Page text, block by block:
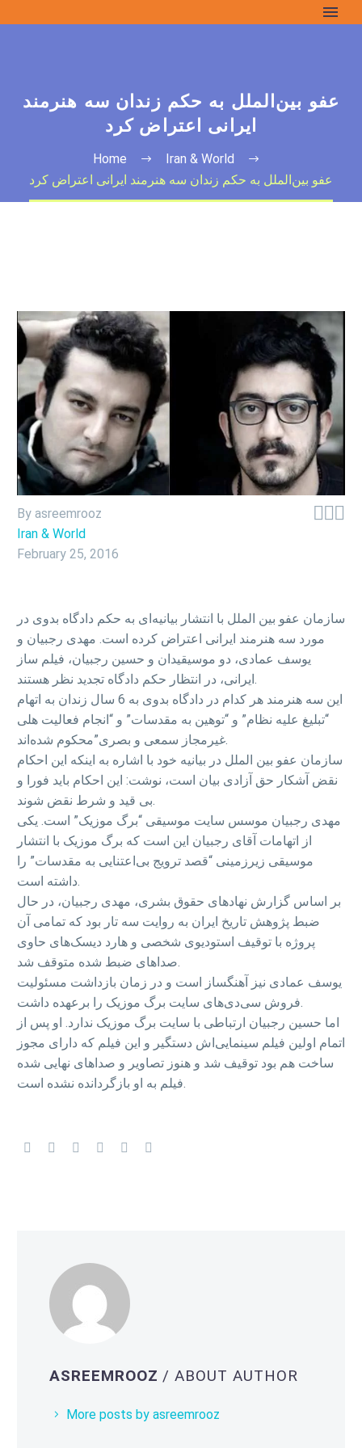
عفو بین‌الملل به حکم زندان سه هنرمند
ایرانی اعتراض کرد
Home
Iran & World
عفو بین‌الملل به حکم زندان سه هنرمند ایرانی اعتراض کرد

By asreemrooz
Iran & World
February 25, 2016
سازمان عفو بین الملل با انتشار بیانیه‌ای به حکم دادگاه بدوی در
مورد سه هنرمند ایرانی اعتراض کرده است. مهدی رجبیان و
یوسف عمادی، دو موسیقیدان و حسین رجبیان، فیلم ساز
ایرانی، در انتظار حکم دادگاه تجدید نظر هستند.
این سه هنرمند هر کدام در دادگاه بدوی به 6 سال زندان به اتهام
“تبلیغ علیه نظام” و “توهین به مقدسات” و “انجام فعالیت هلى
غیرمجاز سمعى و بصرى”محکوم شده‌اند.
سازمان عفو بین الملل در بیانیه خود با اشاره به اینکه این احکام
نقض آشکار حق آزادی بیان است، نوشت: این احکام باید فورا و
بی قید و شرط نقض شوند.
مهدی رجبیان موسس سایت موسیقی “برگ موزیک” است. یکی
از اتهامات آقای رجبیان این است که برگ موزیک با انتشار
موسیقی زیرزمینی “قصد ترویج بی‌اعتنایی به مقدسات” را
داشته است.
بر اساس گزارش نهادهای حقوق بشری، مهدی رجبیان، در حال
ضبط پژوهش تاریخ ایران به روایت سه تار بود که تمامی آن
پروژه با توقیف استودیوی شخصی و هارد دیسک‌های حاوی
صداهای ضبط شده متوقف شد.
یوسف عمادی نیز آهنگساز است و در زمان بازداشت مسئولیت
فروش سی‌دی‌های سایت برگ موزیک را برعهده داشت.
اما حسین رجبیان ارتباطی با سایت برگ موزیک ندارد. او پس از
اتمام اولین فیلم سینمایی‌اش دستگیر و این فیلم که دارای مجوز
ساخت هم بود توقیف شد و هنوز تصاویر و صداهای نهایی شده
فیلم به او بازگردانده نشده است.
ASREEMROOZ / ABOUT AUTHOR
More posts by asreemrooz